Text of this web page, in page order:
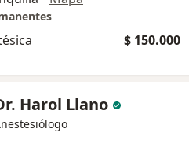
$ 150.000
Harol Llano